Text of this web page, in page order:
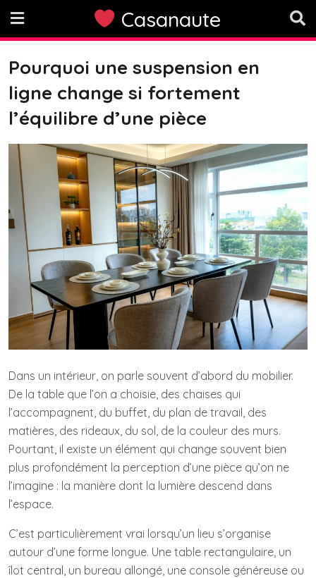
content
Casanaute
Pourquoi une suspension en
ligne change si fortement
l’équilibre d’une pièce
Dans un intérieur, on parle souvent d’abord du mobilier.
De la table que l’on a choisie, des chaises qui
l’accompagnent, du buffet, du plan de travail, des
matières, des rideaux, du sol, de la couleur des murs.
Pourtant, il existe un élément qui change souvent bien
plus profondément la perception d’une pièce qu’on ne
l’imagine : la manière dont la lumière descend dans
l’espace.
C’est particulièrement vrai lorsqu’un lieu s’organise
autour d’une forme longue. Une table rectangulaire, un
îlot central, un bureau allongé, une console généreuse ou